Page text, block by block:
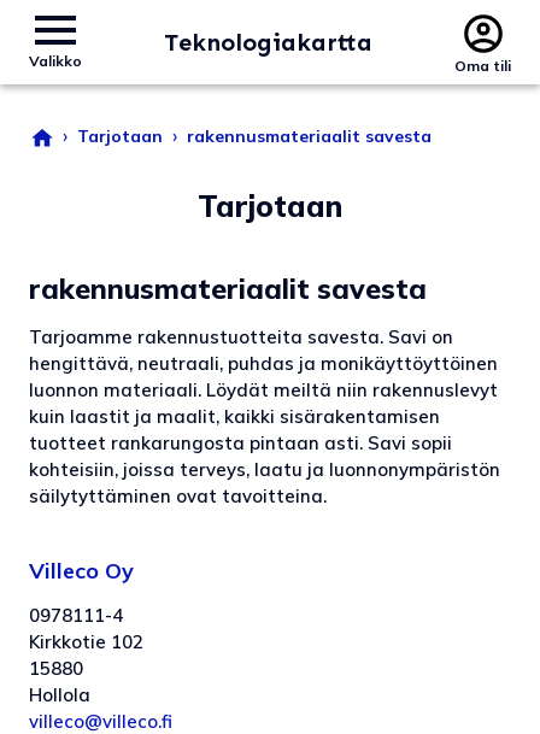
Valikko
Teknologiakartta
Oma tili
› Tarjotaan › rakennusmateriaalit savesta
Tarjotaan
rakennusmateriaalit savesta
Tarjoamme rakennustuotteita savesta. Savi on
hengittävä, neutraali, puhdas ja monikäyttöyttöinen
luonnon materiaali. Löydät meiltä niin rakennuslevyt
kuin laastit ja maalit, kaikki sisärakentamisen
tuotteet rankarungosta pintaan asti. Savi sopii
kohteisiin, joissa terveys, laatu ja luonnonympäristön
säilytyttäminen ovat tavoitteina.
Villeco Oy
0978111-4
Kirkkotie 102
15880
Hollola
villeco@villeco.fi